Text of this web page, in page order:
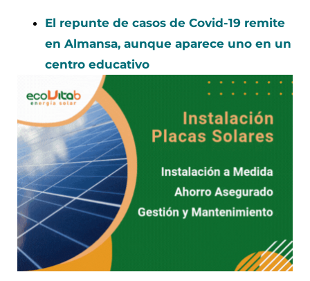
El repunte de casos de Covid-19 remite
en Almansa, aunque aparece uno en un
centro educativo